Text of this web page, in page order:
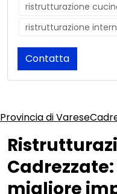
ristrutturazione
ristrutturazione
Contatta
Provincia di Varese
migliore